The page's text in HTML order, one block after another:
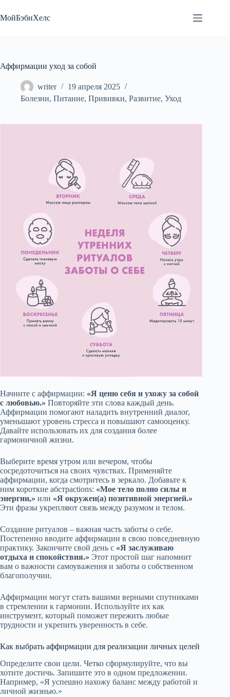
к
сути
МойБэбиХелс
Аффирмации уход за собой
writer
19 апреля 2025
Болезни, Питание, Прививки, Развитие, Уход
Начните с аффирмации: «Я ценю себя и ухожу за собой
с любовью.» Повторяйте эти слова каждый день.
Аффирмации помогают наладить внутренний диалог,
уменьшают уровень стресса и повышают самооценку.
Давайте использовать их для создания более
гармоничной жизни.
Выберите время утром или вечером, чтобы
сосредоточиться на своих чувствах. Применяйте
аффирмации, когда смотритесь в зеркало. Добавьте к
ним короткие абстраctions: «Мое тело полно силы и
энергии,» или «Я окружен(а) позитивной энергией.»
Эти фразы укрепляют связь между разумом и телом.
Создание ритуалов – важная часть заботы о себе.
Постепенно вводите аффирмации в свою повседневную
практику. Закончите свой день с «Я заслуживаю
отдыха и спокойствия.» Этот простой шаг напомнит
вам о важности самоуважения и заботы о собственном
благополучии.
Аффирмации могут стать вашими верными спутниками
в стремлении к гармонии. Используйте их как
инструмент, который поможет пережить любые
трудности и укрепить уверенность в себе.
Как выбрать аффирмации для реализации личных целей
Определите свои цели. Четко сформулируйте, что вы
хотите достичь. Запишите это в одном предложении.
Например, «Я успешно нахожу баланс между работой и
личной жизнью.»